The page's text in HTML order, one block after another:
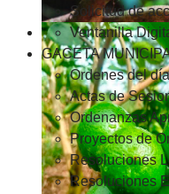
Solicitud de
Ventanilla
GACETA
Ordenes del
Actas de
Ordenanzas
Proyectos de
Resoluciones
Resoluciones